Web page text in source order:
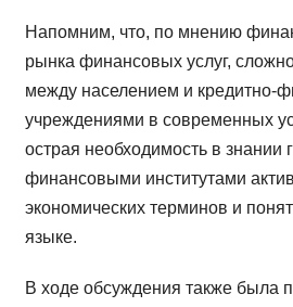
Напомним, что, по мнению
рынка финансовых услуг,
между населением и кредитно-
учреждениями в современных
острая необходимость в знании
финансовыми институтами
экономических терминов и
языке.
В ходе обсуждения также была